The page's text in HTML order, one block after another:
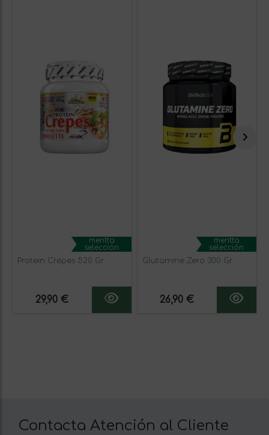
mentta
selección
Protein Crepes 520 Gr
29,90 €
mentta
selección
Glutamine Zero 300 Gr
26,90 €
Contacta Atención al Cliente